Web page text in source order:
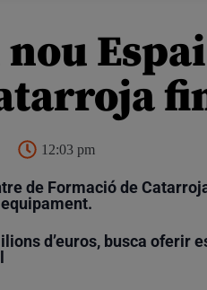
12:03 pm
de Formació de
d’euros, busca oferir